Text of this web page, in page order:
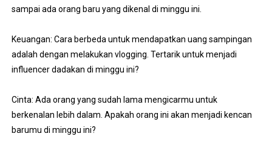
sampai ada orang baru yang dikenal di minggu ini.
Keuangan: Cara berbeda untuk mendapatkan uang sampingan
adalah dengan melakukan vlogging. Tertarik untuk menjadi
influencer dadakan di minggu ini?
Cinta: Ada orang yang sudah lama mengicarmu untuk
berkenalan lebih dalam. Apakah orang ini akan menjadi kencan
barumu di minggu ini?